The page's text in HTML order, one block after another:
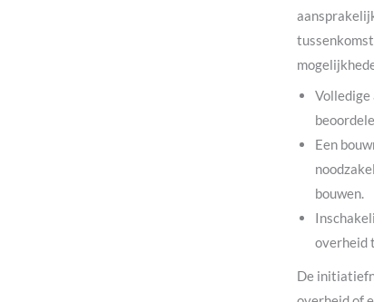
Volledige
Een
bouwen.
overheid
De